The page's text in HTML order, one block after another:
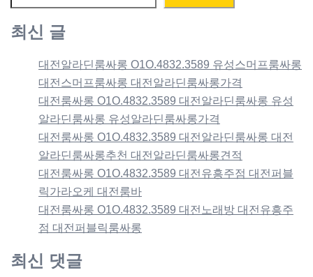
최신 글
대전알라딘룸싸롱 O1O.4832.3589 유성스머프룸싸롱
대전스머프룸싸롱 대전알라딘룸싸롱가격
대전룸싸롱 O1O.4832.3589 대전알라딘룸싸롱 유성
알라딘룸싸롱 유성알라딘룸싸롱가격
대전룸싸롱 O1O.4832.3589 대전알라딘룸싸롱 대전
알라딘룸싸롱추천 대전알라딘룸싸롱견적
대전룸싸롱 O1O.4832.3589 대전유흥주점 대전퍼블
릭가라오케 대전룸바
대전룸싸롱 O1O.4832.3589 대전노래방 대전유흥주
점 대전퍼블릭룸싸롱
최신 댓글